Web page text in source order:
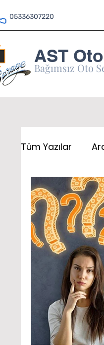
05336307220
AST
Bağımsız Oto
Tüm Yazılar
Otomotiv